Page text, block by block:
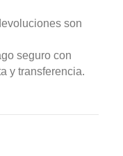
son
seguro con
y transferencia.